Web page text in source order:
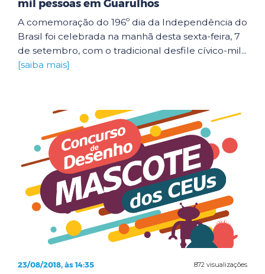
mil pessoas em Guarulhos
A comemoração do 196º dia da Independência do
Brasil foi celebrada na manhã desta sexta-feira, 7
de setembro, com o tradicional desfile cívico-mil...
[saiba mais]
872 visualizações
23/08/2018, às 14:35